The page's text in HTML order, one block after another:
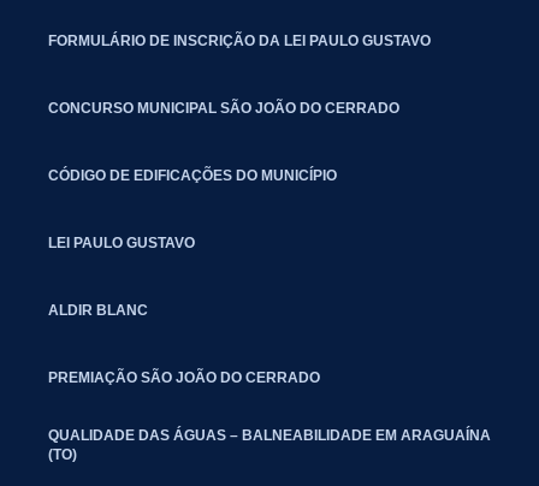
FORMULÁRIO DE INSCRIÇÃO DA LEI PAULO GUSTAVO
CONCURSO MUNICIPAL SÃO JOÃO DO CERRADO
CÓDIGO DE EDIFICAÇÕES DO MUNICÍPIO
LEI PAULO GUSTAVO
ALDIR BLANC
PREMIAÇÃO SÃO JOÃO DO CERRADO
QUALIDADE DAS ÁGUAS – BALNEABILIDADE EM ARAGUAÍNA
(TO)